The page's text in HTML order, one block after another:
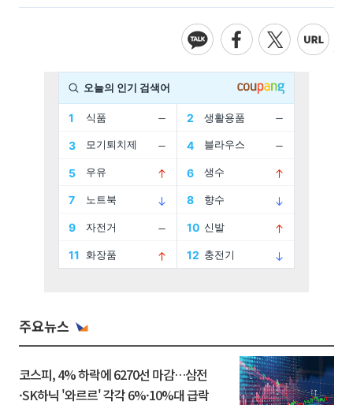
주요뉴스
코스피, 4% 하락에 6270선 마감…삼전
·SK하닉 '와르르' 각각 6%·10%대 급락